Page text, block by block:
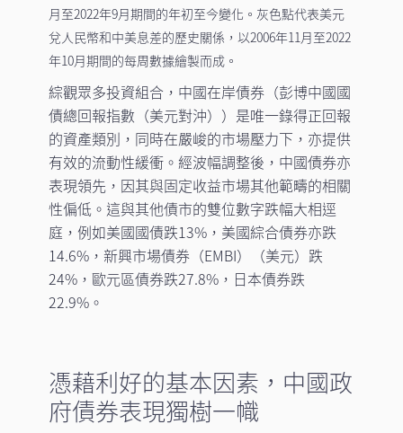
月至2022年9月期間的年初至今變化。灰色點代表美元
兌人民幣和中美息差的歷史關係，以2006年11月至2022
年10月期間的每周數據繪製而成。
綜觀眾多投資組合，中國在岸債券（彭博中國國
債總回報指數（美元對沖））是唯一錄得正回報
的資產類別，同時在嚴峻的市場壓力下，亦提供
有效的流動性緩衝。經波幅調整後，中國債券亦
表現領先，因其與固定收益市場其他範疇的相關
性偏低。這與其他債市的雙位數字跌幅大相逕
庭，例如美國國債跌13%，美國綜合債券亦跌
14.6%，新興市場債券（EMBI）（美元）跌
24%，歐元區債券跌27.8%，日本債券跌
22.9%。
憑藉利好的基本因素，中國政
府債券表現獨樹一幟